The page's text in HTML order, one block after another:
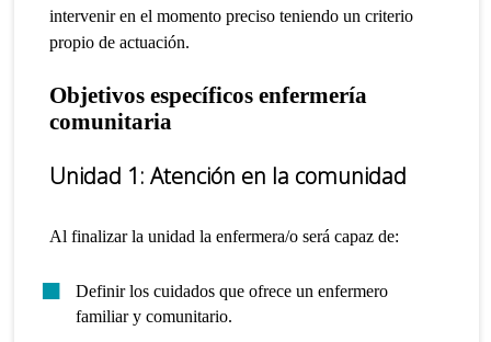
intervenir en el momento preciso teniendo un criterio
propio de actuación.
Objetivos específicos enfermería
comunitaria
Unidad 1: Atención en la comunidad
Al finalizar la unidad la enfermera/o será capaz de:
Definir los cuidados que ofrece un enfermero
familiar y comunitario.